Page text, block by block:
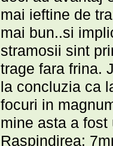
mai ieftine de
mai bun..si
stramosii sint
trage fara frina.
la concluzia ca
focuri in
mine asta a fost
Raspindirea: